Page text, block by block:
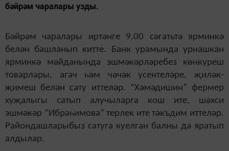
бәйрәм чаралары узды.
Бәйрәм чаралары иртәнге 9.00 сәгатьтә ярминкә
белән башланып китте. Банк урамында урнашкан
ярминкә мәйданында эшмәкәрләребез көнкүреш
товарлары, агач һәм чәчәк үсентеләре, җиләк-
җимеш белән сату иттеләр. “Хәмәдишин” фермер
хуҗалыгы сатып алучыларга кош ите, шәхси
эшмәкәр “Ибраһимова” терлек ите тәкъдим иттеләр.
Райондашларыбыз сатуга куелган балны да яратып
алдылар.